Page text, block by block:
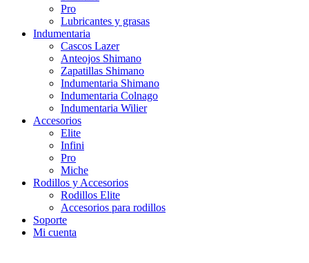
Pro
Lubricantes y grasas
Indumentaria
Cascos Lazer
Anteojos Shimano
Zapatillas Shimano
Indumentaria Shimano
Indumentaria Colnago
Indumentaria Wilier
Accesorios
Elite
Infini
Pro
Miche
Rodillos y Accesorios
Rodillos Elite
Accesorios para rodillos
Soporte
Mi cuenta